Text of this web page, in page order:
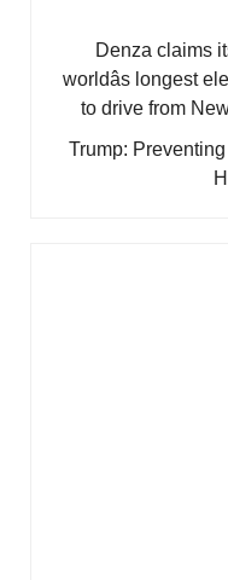
Denza claims
worldâs longest
to drive from
Trump: